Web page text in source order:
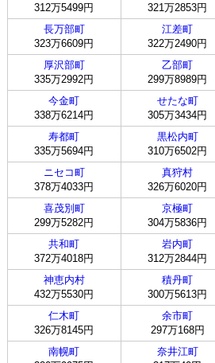
312万5499円
321万2853円
長万部町
323万6609円
江差町
322万2490円
厚沢部町
335万2992円
乙部町
299万8989円
今金町
338万6214円
せたな町
305万3434円
寿都町
335万5694円
黒松内町
310万6502円
ニセコ町
378万4033円
真狩村
326万6020円
喜茂別町
299万5282円
京極町
304万5836円
共和町
372万4018円
岩内町
312万2844円
神恵内村
432万5530円
積丹町
300万5613円
仁木町
326万8145円
余市町
297万168円
南幌町
奈井江町